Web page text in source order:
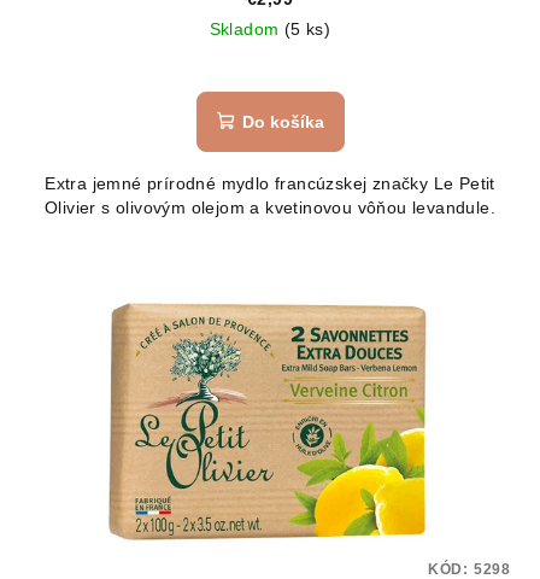
Skladom (5 ks)
Do košíka
Extra jemné prírodné mydlo francúzskej značky Le Petit
Olivier s olivovým olejom a kvetinovou vôňou levandule.
KÓD: 5298